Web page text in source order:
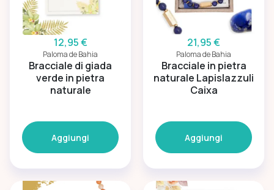
12,95 €
Paloma de Bahia
Bracciale di giada
verde in pietra
naturale
Aggiungi
21,95 €
Paloma de Bahia
Bracciale in pietra
naturale Lapislazzuli
Caixa
Aggiungi